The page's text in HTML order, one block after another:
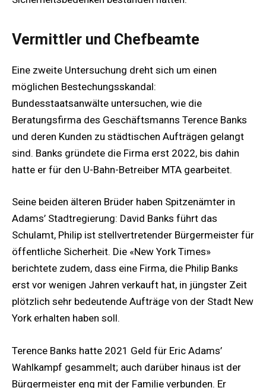
Vermittler und Chefbeamte
Eine zweite Untersuchung dreht sich um einen
möglichen Bestechungsskandal:
Bundesstaatsanwälte untersuchen, wie die
Beratungsfirma des Geschäftsmanns Terence Banks
und deren Kunden zu städtischen Aufträgen gelangt
sind. Banks gründete die Firma erst 2022, bis dahin
hatte er für den U-Bahn-Betreiber MTA gearbeitet.
Seine beiden älteren Brüder haben Spitzenämter in
Adams’ Stadtregierung: David Banks führt das
Schulamt, Philip ist stellvertretender Bürgermeister für
öffentliche Sicherheit. Die «New York Times»
berichtete zudem, dass eine Firma, die Philip Banks
erst vor wenigen Jahren verkauft hat, in jüngster Zeit
plötzlich sehr bedeutende Aufträge von der Stadt New
York erhalten haben soll.
Terence Banks hatte 2021 Geld für Eric Adams’
Wahlkampf gesammelt; auch darüber hinaus ist der
Bürgermeister eng mit der Familie verbunden. Er